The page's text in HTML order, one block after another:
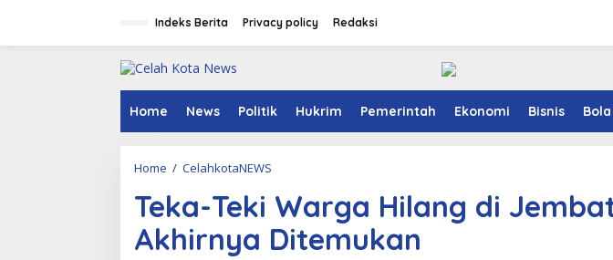
Indeks Berita Privacy policy Redaksi
Home News Politik Hukrim Pemerintah Ekonomi Bisnis Bola
Home / CelahkotaNEWS
k
-
T
Teka-Teki Warga Hilang di
Akhirnya Ditemukan